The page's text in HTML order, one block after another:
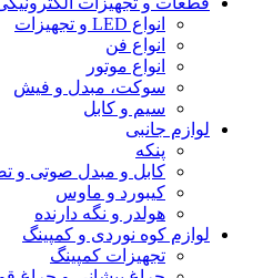
انواع LED و تجهیزات
انواع فن
انواع موتور
سوکت، مبدل و فیش
سیم و کابل
لوازم جانبی
پنکه
کابل و مبدل صوتی و
کیبورد و ماوس
هولدر و نگه دارنده
لوازم کوه نوردی و کمپینگ
تجهیزات کمپینگ